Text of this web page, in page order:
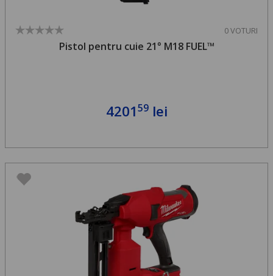
0 VOTURI
Pistol pentru cuie 21° M18 FUEL™
420159lei